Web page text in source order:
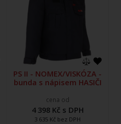
PS II - NOMEX/VISKÓZA -
bunda s nápisem HASIČI
cena od
4 398 Kč s DPH
3 635 Kč bez DPH